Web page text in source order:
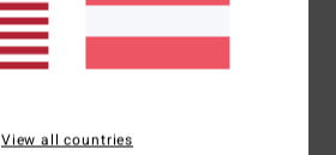
View all countries